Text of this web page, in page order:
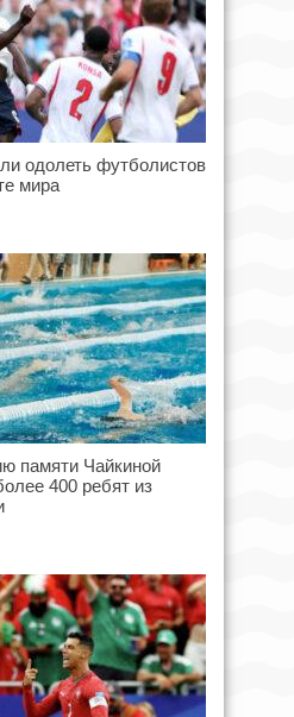
одолеть футболистов
мира
памяти Чайкиной
400 ребят из